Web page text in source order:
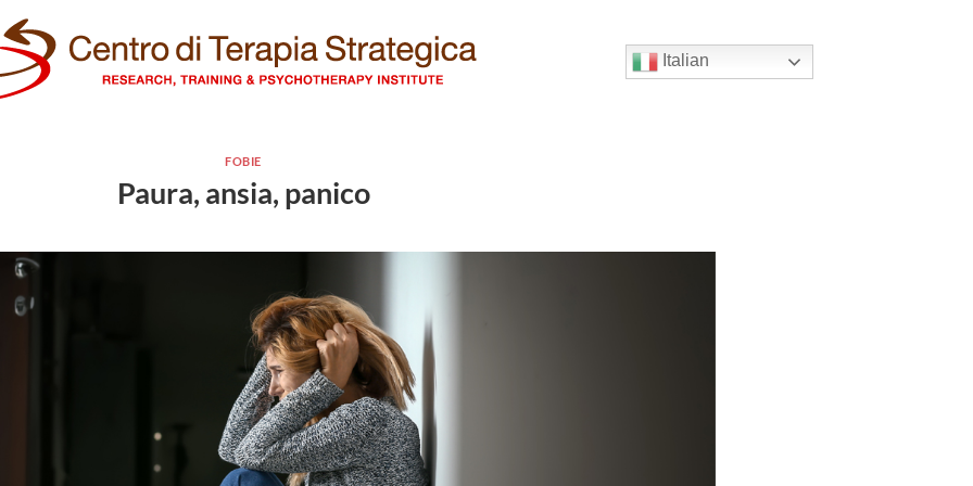
Italian
FOBIE
Paura, ansia, panico